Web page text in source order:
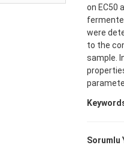
on EC50
were
to the
sample.
Sorumlu